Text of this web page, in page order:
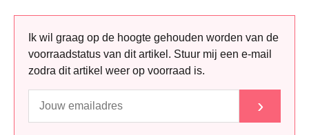
Ik wil graag op de hoogte gehouden worden van de
voorraadstatus van dit artikel. Stuur mij een e-mail
zodra dit artikel weer op voorraad is.
›